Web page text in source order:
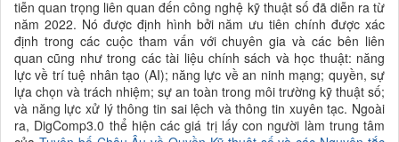
tiễn quan trọng liên quan đến công nghệ kỹ thuật số đã diễn ra từ
năm 2022. Nó được định hình bởi năm ưu tiên chính được xác
định trong các cuộc tham vấn với chuyên gia và các bên liên
quan cũng như trong các tài liệu chính sách và học thuật: năng
lực về trí tuệ nhân tạo (AI); năng lực về an ninh mạng; quyền, sự
lựa chọn và trách nhiệm; sự an toàn trong môi trường kỹ thuật số;
và năng lực xử lý thông tin sai lệch và thông tin xuyên tạc. Ngoài
ra, DigComp3.0 thể hiện các giá trị lấy con người làm trung tâm